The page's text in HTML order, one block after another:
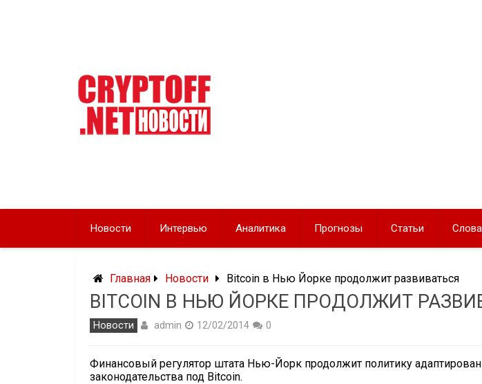
Новости Интервью Аналитика Прогнозы Статьи
Главная Новости Bitcoin в Нью Йорке продолжит развиваться
BITCOIN В НЬЮ ЙОРКЕ ПРОДОЛЖИТ
Новости admin 12/02/2014 0
Финансовый регулятор штата Нью-Йорк продолжит политику
законодательства под Bitcoin.